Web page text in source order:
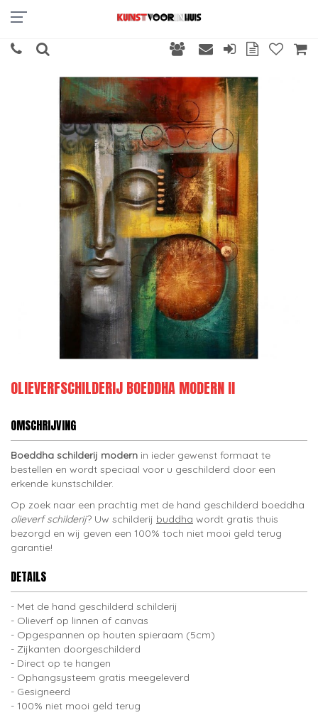
OLIEVERFSCHILDERIJ BOEDDHA MODERN II
OMSCHRIJVING
Boeddha schilderij modern in ieder gewenst formaat te
bestellen en wordt speciaal voor u geschilderd door een
erkende kunstschilder.
Op zoek naar een prachtig met de hand geschilderd boeddha
olieverf schilderij? Uw schilderij buddha wordt gratis thuis
bezorgd en wij geven een 100% toch niet mooi geld terug
garantie!
DETAILS
Met de hand geschilderd schilderij
Olieverf op linnen of canvas
Opgespannen op houten spieraam (5cm)
Zijkanten doorgeschilderd
Direct op te hangen
Ophangsysteem gratis meegeleverd
Gesigneerd
100% niet mooi geld terug